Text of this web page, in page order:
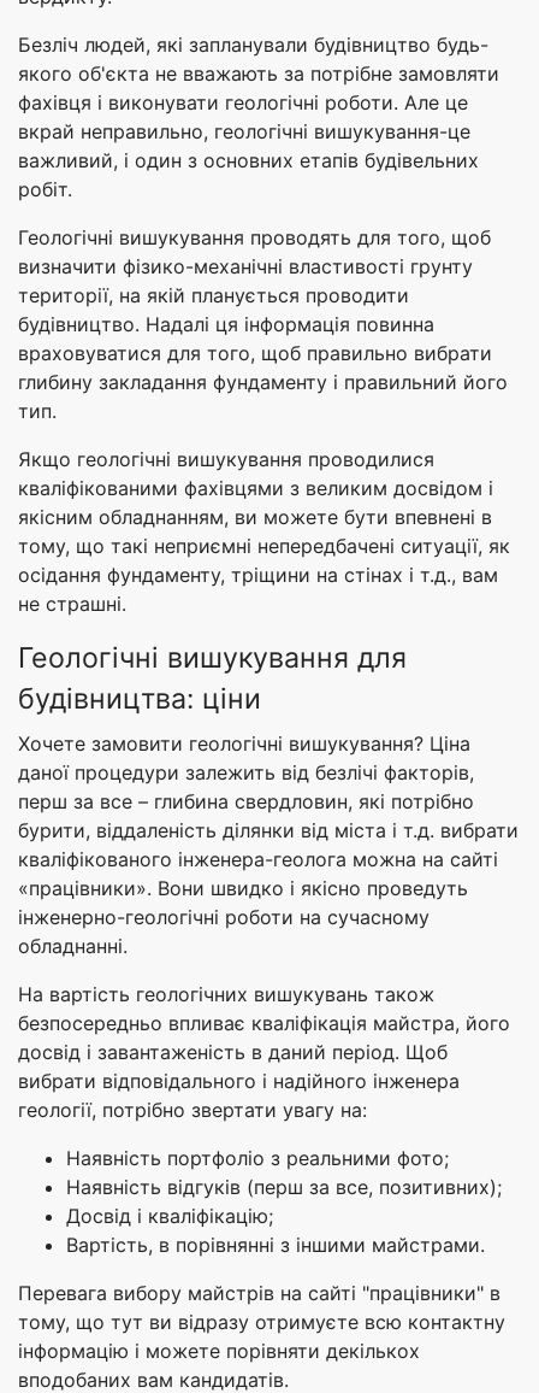
Безліч людей, які запланували будівництво будь-
якого об'єкта не вважають за потрібне замовляти
фахівця і виконувати геологічні роботи. Але це
вкрай неправильно, геологічні вишукування-це
важливий, і один з основних етапів будівельних
робіт.
Геологічні вишукування проводять для того, щоб
визначити фізико-механічні властивості грунту
території, на якій планується проводити
будівництво. Надалі ця інформація повинна
враховуватися для того, щоб правильно вибрати
глибину закладання фундаменту і правильний його
тип.
Якщо геологічні вишукування проводилися
кваліфікованими фахівцями з великим досвідом і
якісним обладнанням, ви можете бути впевнені в
тому, що такі неприємні непередбачені ситуації, як
осідання фундаменту, тріщини на стінах і т.д., вам
не страшні.
Геологічні вишукування для
будівництва: ціни
Хочете замовити геологічні вишукування? Ціна
даної процедури залежить від безлічі факторів,
перш за все – глибина свердловин, які потрібно
бурити, віддаленість ділянки від міста і т.д. вибрати
кваліфікованого інженера-геолога можна на сайті
«працівники». Вони швидко і якісно проведуть
інженерно-геологічні роботи на сучасному
обладнанні.
На вартість геологічних вишукувань також
безпосередньо впливає кваліфікація майстра, його
досвід і завантаженість в даний період. Щоб
вибрати відповідального і надійного інженера
геології, потрібно звертати увагу на:
Наявність портфоліо з реальними фото;
Наявність відгуків (перш за все, позитивних);
Досвід і кваліфікацію;
Вартість, в порівнянні з іншими майстрами.
Перевага вибору майстрів на сайті "працівники" в
тому, що тут ви відразу отримуєте всю контактну
інформацію і можете порівняти декількох
вподобаних вам кандидатів.